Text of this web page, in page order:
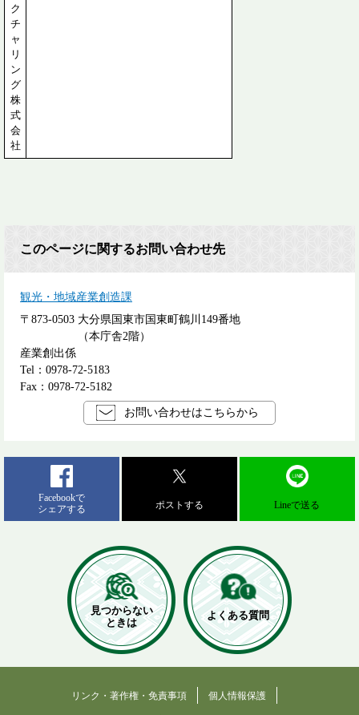
ク
チ
ャ
リ
ン
グ
株
式
会
社
このページに関するお問い合わせ先
観光・地域産業創造課
〒873-0503 大分県国東市国東町鶴川149番地
（本庁舎2階）
産業創出係
Tel：0978-72-5183
Fax：0978-72-5182
お問い合わせはこちらから
Facebookで
シェアする
ポストする Lineで送る
見つからない
ときは
よくある質問
リンク・著作権・免責事項 個人情報保護